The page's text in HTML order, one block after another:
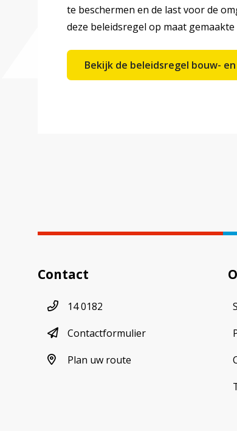
te beschermen en de last voor de
deze beleidsregel op maat
Bekijk de beleidsregel bouw-
Contact
Telefoonnummer
14 0182
contactformulier
Contactformulier
plan uw route
Plan uw route